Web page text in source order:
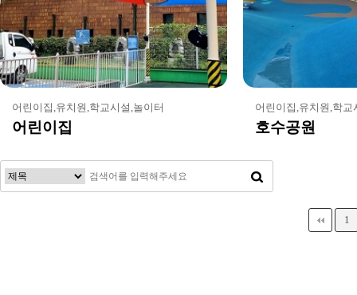
어린이집,유치원,학교시설,놀이터
어린이집
어린이집,유치원,학교
호수공원
1